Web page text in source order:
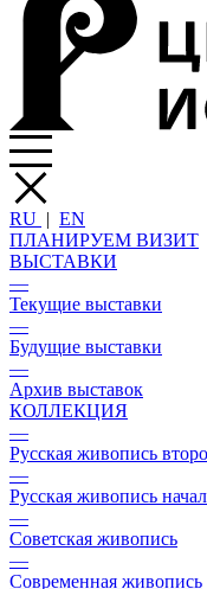
RU | EN
ПЛАНИРУЕМ ВИЗИТ
ВЫСТАВКИ
—
Текущие выставки
—
Будущие выставки
—
Архив выставок
КОЛЛЕКЦИЯ
—
Русская живопись
—
Русская живопись
—
Советская живопись
—
Современная живопись